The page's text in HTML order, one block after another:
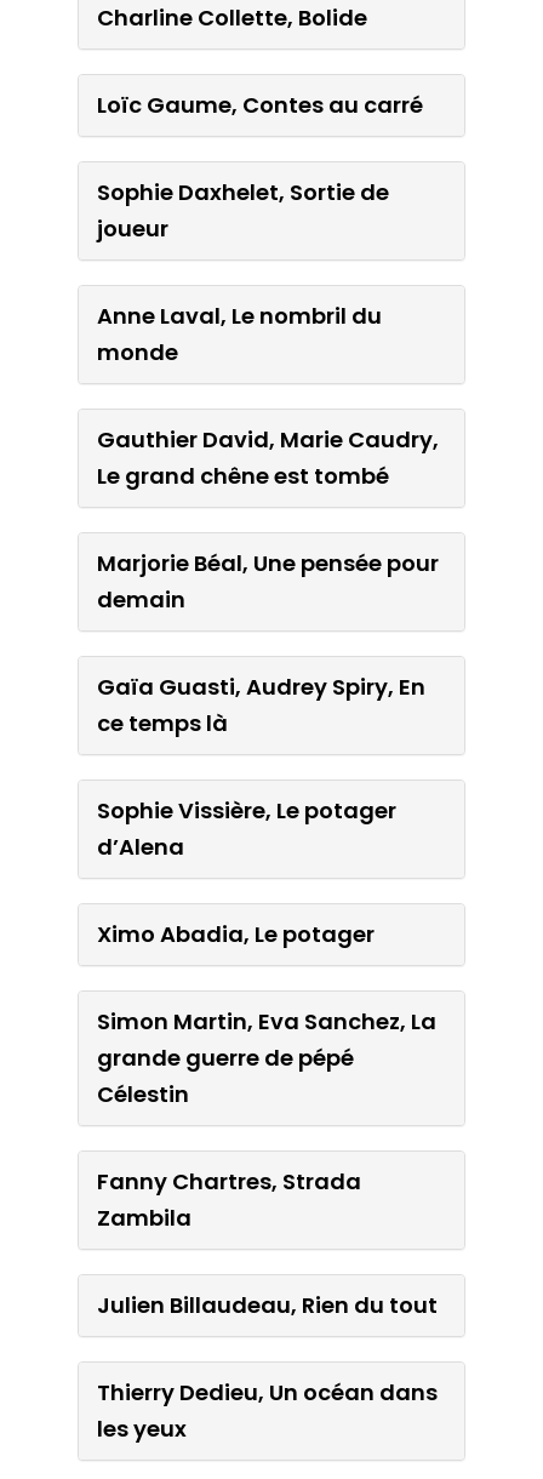
Charline Collette, Bolide
Loïc Gaume, Contes au
carré
joueur
monde
Gauthier David, Marie
Caudry, Le grand chêne est
tombé
Marjorie Béal, Une pensée
pour demain
Gaïa Guasti, Audrey Spiry,
En ce temps là
Sophie Vissière, Le potager
d’Alena
Ximo Abadia, Le potager
La grande guerre de pépé
Célestin
Fanny Chartres, Strada
Zambila
Julien Billaudeau, Rien du
tout
Charline Collette, Bolide
Loïc Gaume, Contes au carré
Sophie Daxhelet, Sortie de
joueur
Anne Laval, Le nombril du
monde
Gauthier David, Marie Caudry,
Le grand chêne est tombé
Marjorie Béal, Une pensée pour
demain
Gaïa Guasti, Audrey Spiry, En
ce temps là
Sophie Vissière, Le potager
d’Alena
Ximo Abadia, Le potager
Simon Martin, Eva Sanchez, La
grande guerre de pépé
Célestin
Fanny Chartres, Strada
Zambila
Julien Billaudeau, Rien du tout
Thierry Dedieu, Un océan dans
les yeux